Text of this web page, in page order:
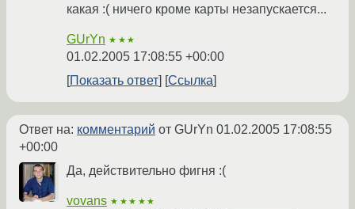
какая :( ничего кроме карты незапускается...
GUrYn ★★★
01.02.2005 17:08:55 +00:00
Показать ответ
Ссылка
Ответ на: комментарий от GUrYn 01.02.2005 17:08:55
+00:00
Да, действительно фигня :(
vovans ★★★★★